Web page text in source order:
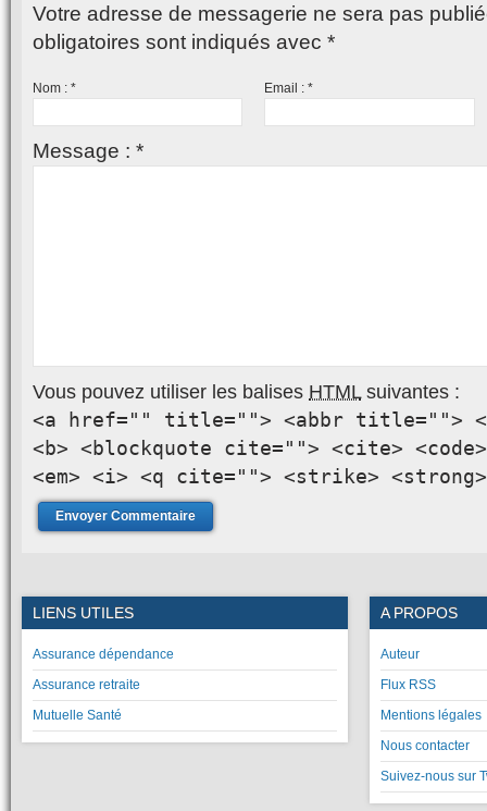
Votre adresse de messagerie ne sera pas
obligatoires sont indiqués avec *
Nom : * Email :*
Message : *
Vous pouvez utiliser les balises HTMLsuivantes :
<a href="" title=""> <abbr title="">
<b> <blockquote cite=""> <cite>
<em> <i> <q cite=""> <strike> <strong>
LIENS UTILES
Assurance dépendance
Assurance retraite
Mutuelle Santé
A PROPOS
Auteur
Flux RSS
Mentions légales
Nous contacter
Suivez-nous sur